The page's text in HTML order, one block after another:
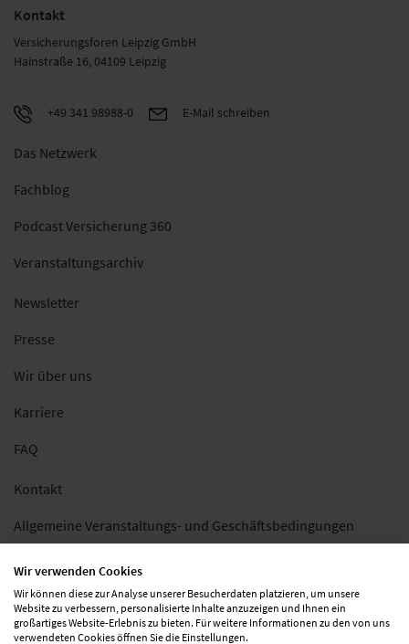
Kontakt
Versicherungsforen Leipzig GmbH
Hainstraße 16, 04109 Leipzig
+49 341 98988-0 E-Mail schreiben
Das Netzwerk
Fachblog
Podcast Versicherung 360
Veranstaltungsarchiv
Newsletter
Presse
Wir über uns
Karriere
FAQ
Kontakt
Allgemeine Veranstaltungs- und Geschäftsbedingungen
Datenschutz
Folgen Sie uns
Wir verwenden Cookies
Wir können diese zur Analyse unserer Besucherdaten platzieren, um unsere
Website zu verbessern, personalisierte Inhalte anzuzeigen und Ihnen ein
großartiges Website-Erlebnis zu bieten. Für weitere Informationen zu den von uns
verwendeten Cookies öffnen Sie die Einstellungen.